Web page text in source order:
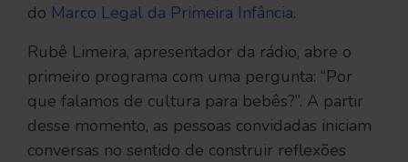
do Marco Legal da Primeira Infância.
Rubê Limeira, apresentador da rádio, abre o
primeiro programa com uma pergunta: “Por
que falamos de cultura para bebês?”. A partir
desse momento, as pessoas convidadas iniciam
conversas no sentido de construir reflexões